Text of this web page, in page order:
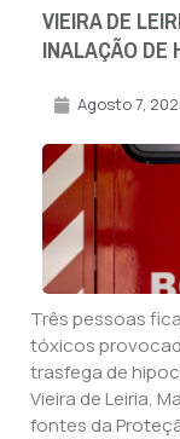
VIEIRA DE
INALAÇÃO DE
Agosto 7,
Três pessoas
tóxicos
trasfega de
Vieira de Leiria,
fontes da